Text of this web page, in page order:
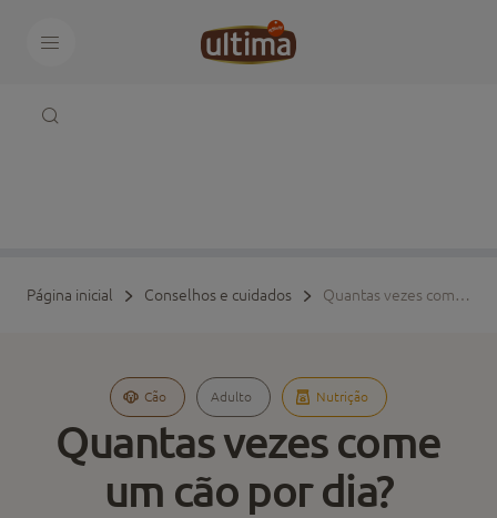
Página inicial Conselhos e cuidados Quantas vezes come um cão por dia?
Cão Adulto Nutrição
Quantas vezes come
um cão por dia?